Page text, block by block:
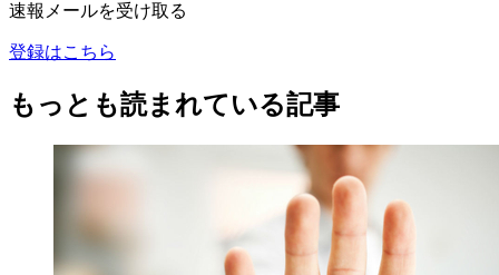
速報メールを受け取る
登録はこちら
もっとも読まれている記事